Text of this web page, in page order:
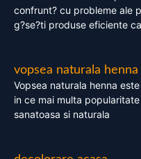
confrunt? cu probleme ale
g?se?ti produse eficiente
vopsea naturala henna
Vopsea naturala henna
in ce mai multa
sanatoasa si naturala